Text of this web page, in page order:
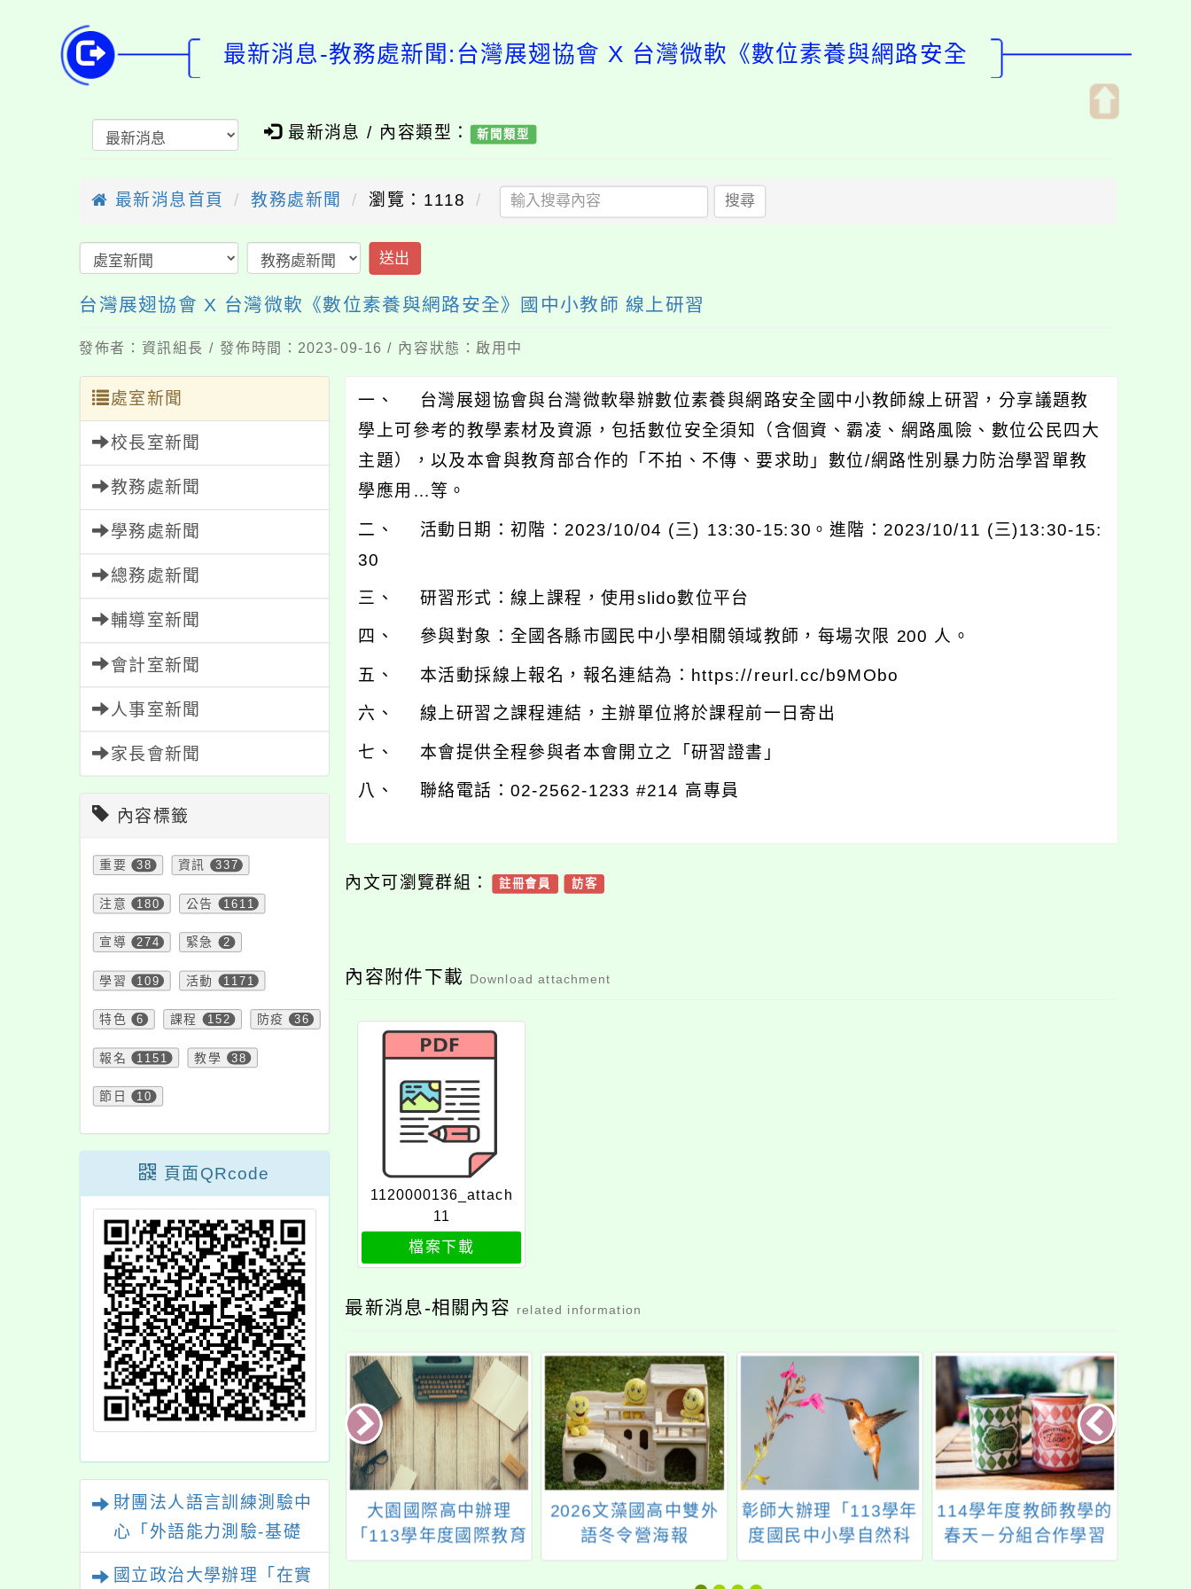
最新消息-教務處新聞:台灣展翅協會 X 台灣微軟《數位素養與網路安全
最新消息 / 內容類型： 新聞類型
最新消息首頁 教務處新聞 瀏覽：1118 搜尋
送出
台灣展翅協會 X 台灣微軟《數位素養與網路安全》國中小教師 線上研習
發佈者：資訊組長 / 發佈時間：2023-09-16 / 內容狀態：啟用中
處室新聞
校長室新聞
教務處新聞
學務處新聞
總務處新聞
輔導室新聞
會計室新聞
人事室新聞
家長會新聞
內容標籤
重要 38 資訊 337
注意 180 公告 1611
宣導 274 緊急 2
學習 109 活動 1171
特色 6 課程 152 防疫 36
報名 1151 教學 38
節日 10
頁面QRcode
財團法人語言訓練測驗中
心「外語能力測驗-基礎
國立政治大學辦理「在實
一、 台灣展翅協會與台灣微軟舉辦數位素養與網路安全國中小教師線上研習，分享議題教
學上可參考的教學素材及資源，包括數位安全須知（含個資、霸凌、網路風險、數位公民四大
主題），以及本會與教育部合作的「不拍、不傳、要求助」數位/網路性別暴力防治學習單教
學應用…等。
二、 活動日期：初階：2023/10/04 (三) 13:30-15:30。進階：2023/10/11 (三)13:30-15:
30
三、 研習形式：線上課程，使用slido數位平台
四、 參與對象：全國各縣市國民中小學相關領域教師，每場次限 200 人。
五、 本活動採線上報名，報名連結為：https://reurl.cc/b9MObo
六、 線上研習之課程連結，主辦單位將於課程前一日寄出
七、 本會提供全程參與者本會開立之「研習證書」
八、 聯絡電話：02-2562-1233 #214 高專員
內文可瀏覽群組： 註冊會員 訪客
內容附件下載 Download attachment
1120000136_attach
11
檔案下載
最新消息-相關內容 related information
動桃入校陪伴團
111年度「威力導演
CCA核心能力認證
大園國際高中辦理
「113學年度國際教育
中程計畫資訊網填報
2026文藻國高中雙外
語冬令營海報
彰師大辦理「113學年
度國民中小學自然科
學領域教師探究、動
114學年度教師教學的
春天－分組合作學習
初階培訓工作坊